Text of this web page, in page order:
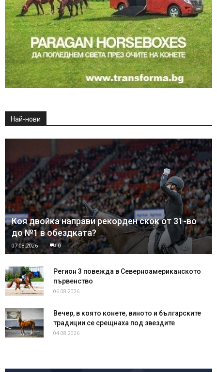
Най-нови
Коя двойка направи рекорден скок от 31-во
до №1 в обездката?
07.08.2026 0
Регион 3 повежда в Северноамериканското
първенство
06.08.2026
Вечер, в която конете, виното и българските
традиции се срещнаха под звездите
04.08.2026